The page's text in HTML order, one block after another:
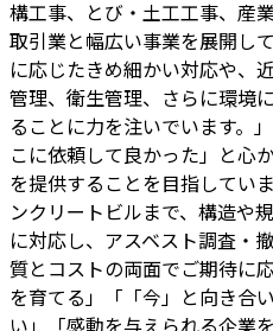
構工事、とび・土工工事、産
取引業と幅広い事業を展開し
に応じたきめ細かい対応や、
管理、衛生管理、さらに環境
ることに力を注いでいます。
こに依頼して良かった」と心
を提供することを目指してい
ンクリートビルまで、構造や
に対応し、アスベスト調査・
質とコストの両面でご期待に
を育てる」「「今」と向き合
い」「感動を与えられる企業